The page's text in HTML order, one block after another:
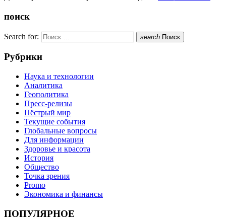
поиск
Search for: search Поиск
Рубрики
Наука и технологии
Аналитика
Геополитика
Пресс-релизы
Пёстрый мир
Текущие события
Глобальные вопросы
Для информации
Здоровье и красота
История
Общество
Точка зрения
Promo
Экономика и финансы
ПОПУЛЯРНОЕ